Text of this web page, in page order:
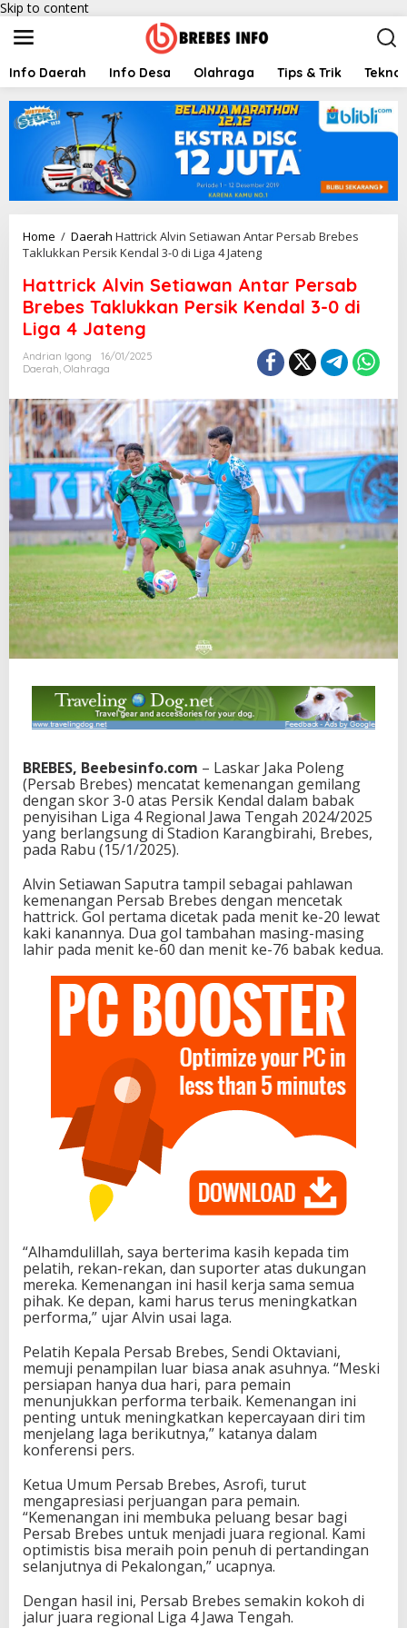
Skip to content
Info Daerah Info Desa Olahraga Tips & Trik
Home / Daerah Hattrick Alvin Setiawan Antar Persab Brebes
Taklukkan Persik Kendal 3-0 di Liga 4 Jateng
Hattrick Alvin Setiawan Antar Persab
Brebes Taklukkan Persik Kendal 3-0 di
Liga 4 Jateng
Andrian Igong
16/01/2025
Daerah, Olahraga
BREBES, Beebesinfo.com – Laskar Jaka Poleng
(Persab Brebes) mencatat kemenangan gemilang
dengan skor 3-0 atas Persik Kendal dalam babak
penyisihan Liga 4 Regional Jawa Tengah 2024/2025
yang berlangsung di Stadion Karangbirahi, Brebes,
pada Rabu (15/1/2025).
Alvin Setiawan Saputra tampil sebagai pahlawan
kemenangan Persab Brebes dengan mencetak
hattrick. Gol pertama dicetak pada menit ke-20 lewat
kaki kanannya. Dua gol tambahan masing-masing
lahir pada menit ke-60 dan menit ke-76 babak kedua.
“Alhamdulillah, saya berterima kasih kepada tim
pelatih, rekan-rekan, dan suporter atas dukungan
mereka. Kemenangan ini hasil kerja sama semua
pihak. Ke depan, kami harus terus meningkatkan
performa,” ujar Alvin usai laga.
Pelatih Kepala Persab Brebes, Sendi Oktaviani,
memuji penampilan luar biasa anak asuhnya. “Meski
persiapan hanya dua hari, para pemain
menunjukkan performa terbaik. Kemenangan ini
penting untuk meningkatkan kepercayaan diri tim
menjelang laga berikutnya,” katanya dalam
konferensi pers.
Ketua Umum Persab Brebes, Asrofi, turut
mengapresiasi perjuangan para pemain.
“Kemenangan ini membuka peluang besar bagi
Persab Brebes untuk menjadi juara regional. Kami
optimistis bisa meraih poin penuh di pertandingan
selanjutnya di Pekalongan,” ucapnya.
Dengan hasil ini, Persab Brebes semakin kokoh di
jalur juara regional Liga 4 Jawa Tengah.